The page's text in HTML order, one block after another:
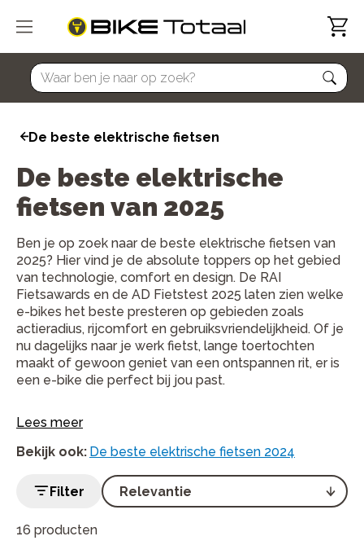
home
De beste elektrische fietsen
De beste elektrische
fietsen van 2025
Ben je op zoek naar de beste elektrische fietsen van
2025? Hier vind je de absolute toppers op het gebied
van technologie, comfort en design. De RAI
Fietsawards en de AD Fietstest 2025 laten zien welke
e-bikes het beste presteren op gebieden zoals
actieradius, rijcomfort en gebruiksvriendelijkheid. Of je
nu dagelijks naar je werk fietst, lange toertochten
maakt of gewoon geniet van een ontspannen rit, er is
een e-bike die perfect bij jou past.
Lees meer
Bekijk ook: De beste elektrische fietsen 2024
16 producten
Filter